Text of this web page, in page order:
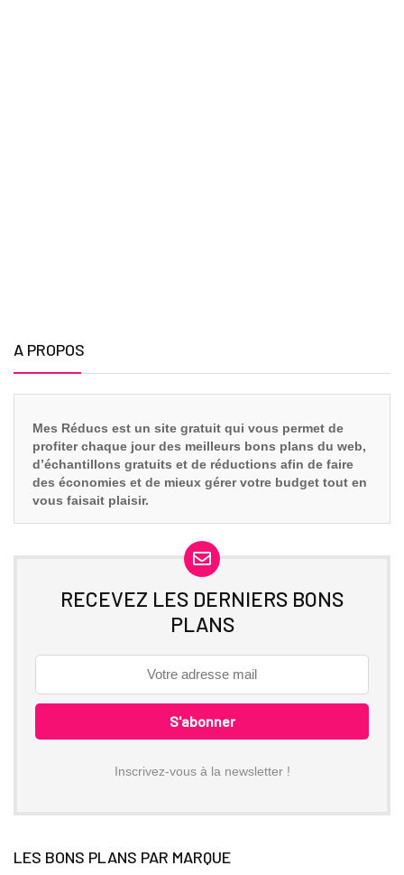
A PROPOS
Mes Réducs est un site gratuit qui vous permet de
profiter chaque jour des meilleurs bons plans du web,
d’échantillons gratuits et de réductions afin de faire
des économies et de mieux gérer votre budget tout en
vous faisait plaisir.
RECEVEZ LES DERNIERS BONS
PLANS
Inscrivez-vous à la newsletter !
LES BONS PLANS PAR MARQUE